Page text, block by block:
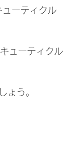
ーティクル
ューティクル
ょう。